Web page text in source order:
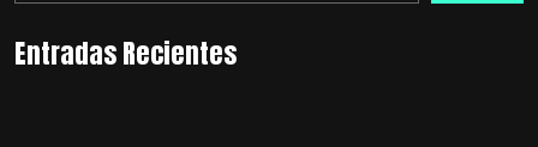
Entradas Recientes